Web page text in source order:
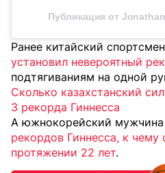
Публикация от
Ранее китайский спортсмен
установил невероятный
подтягиваниям на одной
Сколько казахстанский
3 рекорда Гиннесса
А южнокорейский мужчина
рекордов Гиннесса, к чему
протяжении 22 лет.